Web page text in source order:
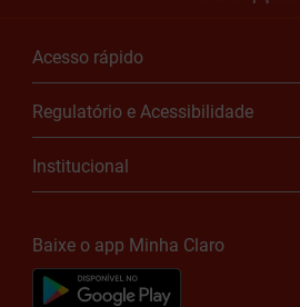
Acesso rápido
Regulatório e Acessibilidade
Institucional
Baixe o app Minha Claro